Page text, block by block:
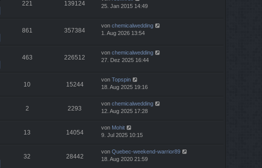
221 139124
25. Jan 2015 14:49
861 357384
von chemicalwedding
1. Aug 2026 13:54
463 226512
von chemicalwedding
27. Dez 2025 16:44
10 15244
von Topspin
18. Aug 2025 19:16
2 2293
von chemicalwedding
12. Aug 2025 17:28
13 14054
von Mohit
9. Jul 2025 10:15
32 28442
von Quebec-weekend-warrior89
18. Aug 2020 21:59